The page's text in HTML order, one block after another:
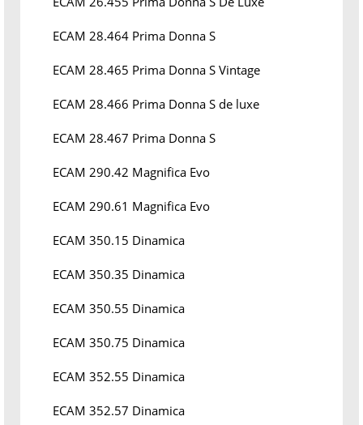
ECAM 28.464 Prima Donna S
ECAM 28.465 Prima Donna S Vintage
ECAM 28.466 Prima Donna S de luxe
ECAM 28.467 Prima Donna S
ECAM 290.42 Magnifica Evo
ECAM 290.61 Magnifica Evo
ECAM 350.15 Dinamica
ECAM 350.35 Dinamica
ECAM 350.55 Dinamica
ECAM 350.75 Dinamica
ECAM 352.55 Dinamica
ECAM 352.57 Dinamica